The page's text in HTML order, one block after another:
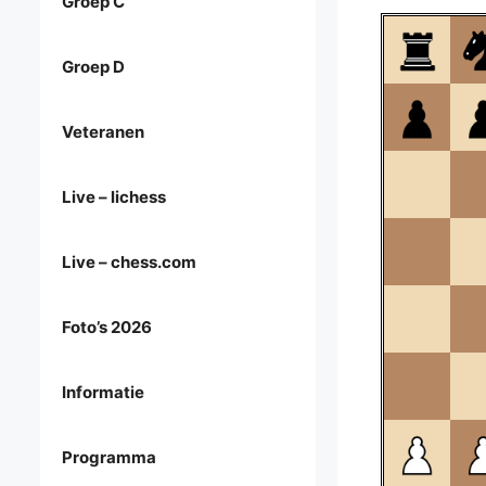
Groep D
Veteranen
Live – lichess
Live – chess.com
Foto’s 2026
Informatie
Programma